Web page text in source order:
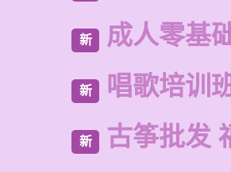
新 成人零基
新 唱歌培训
新 古筝批发